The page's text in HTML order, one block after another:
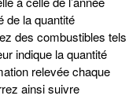
de la quantité
des combustibles tels
indique la quantité
relevée chaque
ainsi suivre